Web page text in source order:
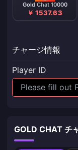
Gold Chat 10000
￥ 1537.63
チャージ情報
Player ID
GOLD CHAT チ